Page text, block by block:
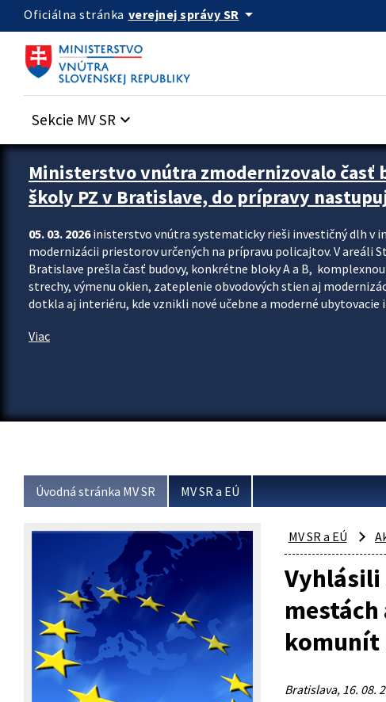
Preskocit na hlavný obsah
Oficiálna stránka verejnej správy SR arrow_drop_down
Sekcie MV SR keyboard_arrow_down
Ministerstvo vnútra zmodernizovalo časť
školy PZ v Bratislave, do prípravy
05. 03. 2026inisterstvo vnútra systematicky rieši investičný dlh v
modernizácii priestorov určených na prípravu policajtov. V areáli
Bratislave prešla časť budovy, konkrétne bloky A a B,
strechy, výmenu okien, zateplenie obvodových stien aj
dotkla aj interiéru, kde vznikli nové učebne a moderné ubytovacie
Viac
Úvodná stránka MV SR MV SR a EÚ
MV SR a EÚ
Vyhlásili
komunít
Bratislava, 16. 08.